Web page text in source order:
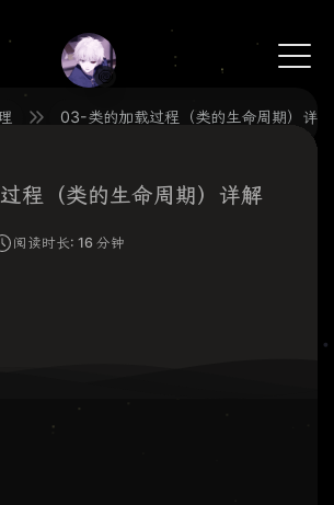
🍥
03-类的加载过程（类的生命周期）详解
程（类的生命周期）详解
阅读时长: 16 分钟